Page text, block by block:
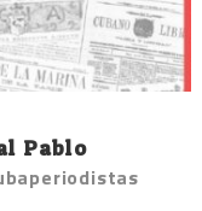
Pablo